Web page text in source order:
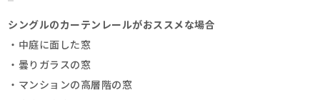
シングルのカーテンレールがおススメな場合
・中庭に面した窓
・曇りガラスの窓
・マンションの高層階の窓